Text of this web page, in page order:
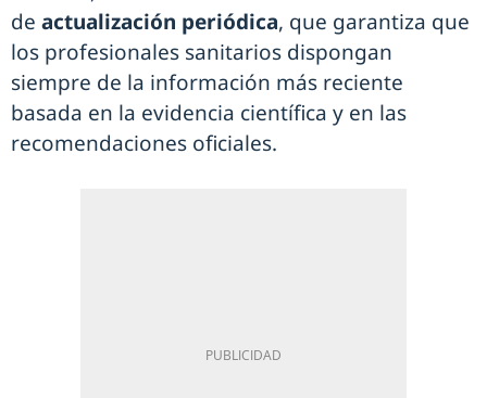
de actualización periódica, que garantiza que
los profesionales sanitarios dispongan
siempre de la información más reciente
basada en la evidencia científica y en las
recomendaciones oficiales.